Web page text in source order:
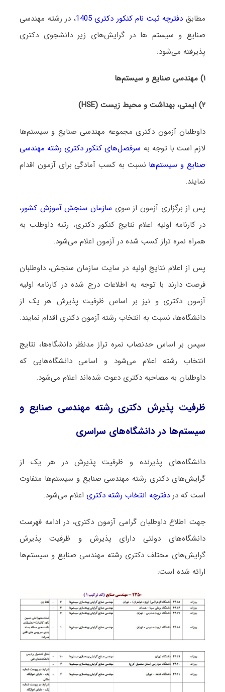
مطابق دفترچه ثبت نام کنکور دکتری 1405
، در رشته مهندسی
صنایع و سیستم ها در گرایش‌های زیر دانشجوی دکتری
پذیرفته می‌شود:
۱) مهندسی صنایع و سیستم‌ها
۲) ایمنی، بهداشت و محیط زیست (HSE)
داوطلبان آزمون دکتری مجموعه مهندسی صنایع و سیستم‌ها
لازم است با توجه به سرفصل‌های کنکور دکتری رشته مهندسی
صنایع و سیستم‌ها نسبت به کسب آمادگی برای آزمون اقدام
نمایند.
پس از برگزاری آزمون از سوی سازمان سنجش آموزش کشور،
در کارنامه اولیه اعلام نتایج کنکور دکتری، رتبه داوطلب به
همراه نمره تراز کسب شده در آزمون اعلام می‌شود.
پس از اعلام نتایج اولیه در سایت سازمان سنجش، داوطلبان
فرصت دارند با توجه به اطلاعات درج شده در کارنامه اولیه
آزمون دکتری و نیز بر اساس ظرفیت پذیرش هر یک از
دانشگاه‌ها، نسبت به انتخاب رشته آزمون دکتری اقدام نمایند.
سپس بر اساس حدنصاب نمره تراز مدنظر دانشگاه‌ها، نتایج
انتخاب رشته اعلام می‌شود و اسامی دانشگاه‌هایی که
داوطلبان به مصاحبه دکتری دعوت شده‌اند اعلام می‌شود.
ظرفیت پذیرش دکتری رشته مهندسی صنایع و
سیستم‌ها در دانشگاه‌های سراسری
دانشگاه‌های پذیرنده و ظرفیت پذیرش در هر یک از
گرایش‌های دکتری رشته مهندسی صنایع و سیستم‌ها متفاوت
است که در دفترچه انتخاب رشته دکتری اعلام می‌شود.
جهت اطلاع داوطلبان گرامی آزمون دکتری، در ادامه فهرست
دانشگاه‌های دولتی دارای پذیرش و ظرفیت پذیرش
گرایش‌های مختلف دکتری رشته مهندسی صنایع و سیستم‌ها
ارائه شده است: